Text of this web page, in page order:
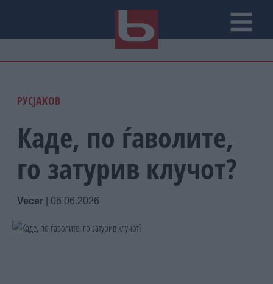
РУСЈАКОВ
Каде, по ѓаволите,
го затурив клучот?
Vecer 06.06.2026